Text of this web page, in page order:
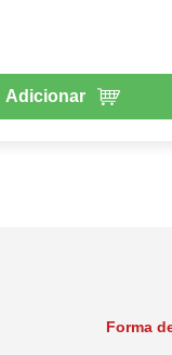
Adicionar
Forma